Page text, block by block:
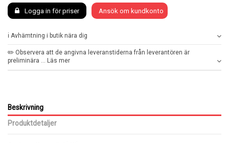
Logga in för priser Ansök om kundkonto
ℹ️ Avhämtning i butik nära dig
✏️ Observera att de angivna leveranstiderna från leverantören är
preliminära ... Läs mer
Beskrivning
Produktdetaljer